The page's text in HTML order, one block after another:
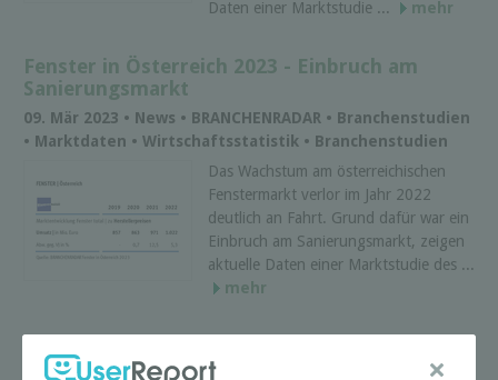
Daten einer Marktstudie ...
mehr
Fenster in Österreich 2023 - Einbruch am
Sanierungsmarkt
09. Mär 2023 • News • BRANCHENRADAR • Branchenstudien
• Marktdaten • Wirtschaftsstatistik • Branchenstudien
Das Wachstum am österreichischen
Fenstermarkt verlor im Jahr 2022
deutlich an Fahrt. Grund dafür war ein
Einbruch am Sanierungsmarkt, zeigen
aktuelle Daten einer Marktstudie des ...
mehr
hohem Niveau